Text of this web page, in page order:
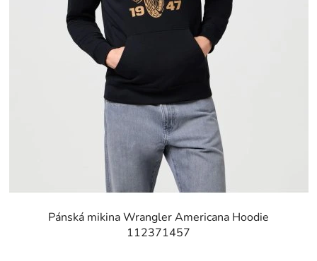
Pánská mikina Wrangler Americana Hoodie
112371457